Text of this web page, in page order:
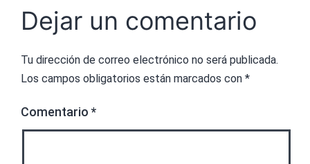
Dejar un comentario
Tu dirección de correo electrónico no será publicada.
Los campos obligatorios están marcados con *
Comentario *